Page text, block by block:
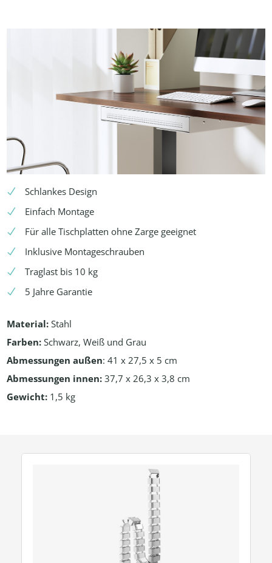
Schlankes Design
Einfach Montage
Für alle Tischplatten ohne Zarge geeignet
Inklusive Montageschrauben
Traglast bis 10 kg
5 Jahre Garantie
Material: Stahl
Farben: Schwarz, Weiß und Grau
Abmessungen außen: 41 x 27,5 x 5 cm
Abmessungen innen: 37,7 x 26,3 x 3,8 cm
Gewicht: 1,5 kg